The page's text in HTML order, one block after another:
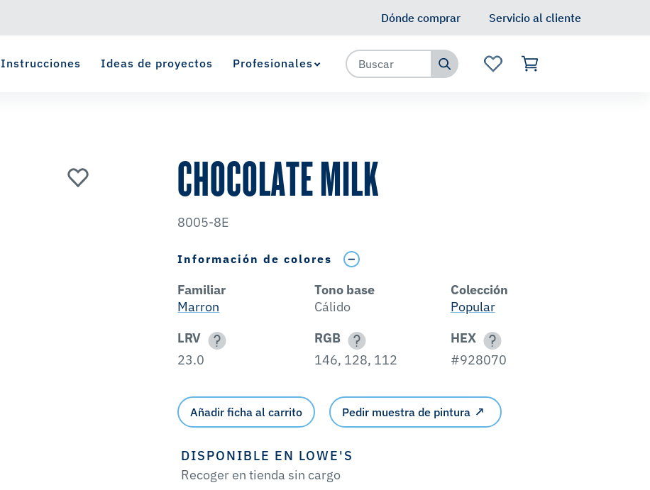
Dónde comprar
Servicio al cliente
Instrucciones Ideas de proyectos Profesionales
CHOCOLATE MILK
8005-8E
Información de colores
Familiar
Marron
Tono base
Cálido
Colección
Popular
LRV
23.0
RGB
146, 128, 112
HEX
#928070
Añadir ficha al carrito Pedir muestra de pintura
DISPONIBLE EN LOWE'S
Recoger en tienda sin cargo